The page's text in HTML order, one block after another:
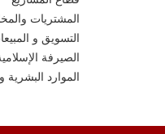
المشتريات
التسويق و
الصيرفة
الموارد البشرية